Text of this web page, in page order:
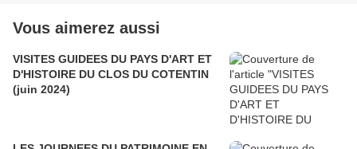
Vous aimerez aussi
VISITES GUIDEES DU PAYS D'ART ET
D'HISTOIRE DU CLOS DU COTENTIN
(juin 2024)